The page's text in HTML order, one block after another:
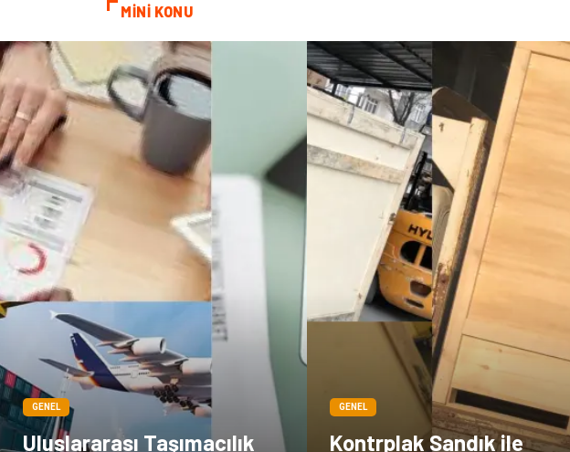
MİNİ KONU
GENEL
Uluslararası Taşımacılık
GENEL
Kontrplak Sandık ile